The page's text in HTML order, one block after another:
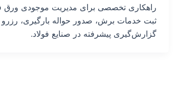
راهکاری تخصصی برای مدیریت موجودی ورق
ثبت خدمات برش، صدور حواله بارگیری،
گزارش‌گیری پیشرفته در صنایع فولاد.